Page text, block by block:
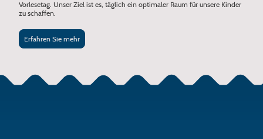
Vorlesetag. Unser Ziel ist es, täglich ein optimaler Raum für unsere Kinder
zu schaffen.
Erfahren Sie mehr